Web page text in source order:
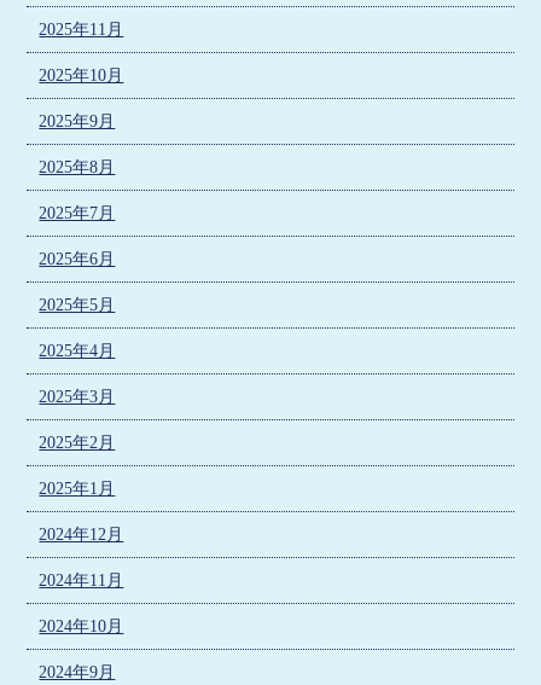
2025年11月
2025年10月
2025年9月
2025年8月
2025年7月
2025年6月
2025年5月
2025年4月
2025年3月
2025年2月
2025年1月
2024年12月
2024年11月
2024年10月
2024年9月